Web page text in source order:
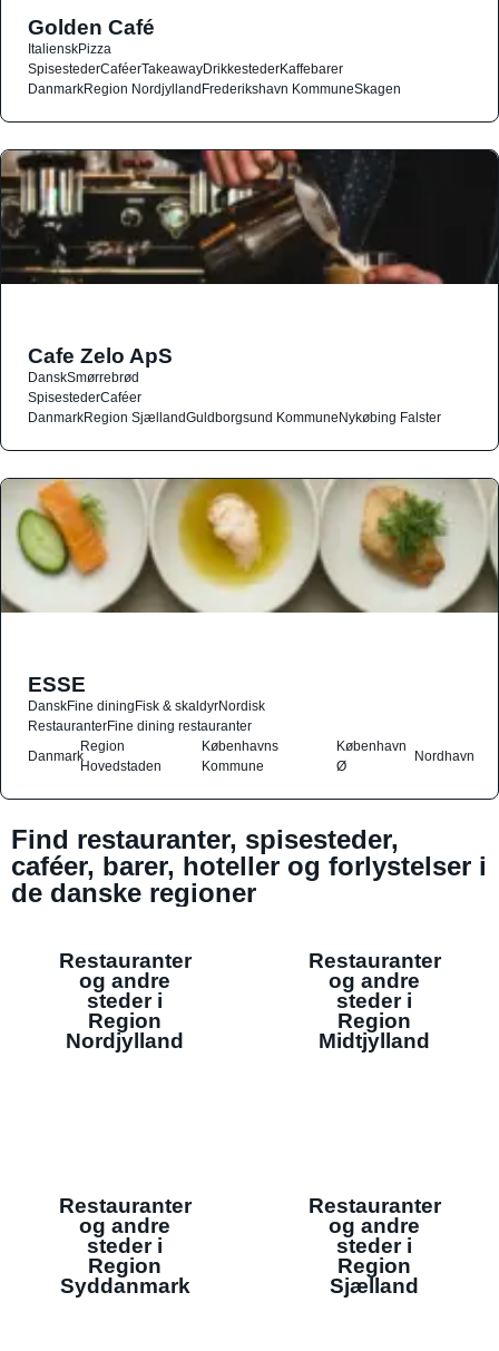
Golden Café
ItalienskPizza
SpisestederCaféerTakeawayDrikkestederKaffebarer
DanmarkRegion NordjyllandFrederikshavn KommuneSkagen
Cafe Zelo ApS
DanskSmørrebrød
SpisestederCaféer
DanmarkRegion SjællandGuldborgsund KommuneNykøbing Falster
ESSE
DanskFine diningFisk & skaldyrNordisk
RestauranterFine dining restauranter
Danmark
Region
Hovedstaden
Københavns
Kommune
København
Ø
Nordhavn
Find restauranter, spisesteder,
caféer, barer, hoteller og forlystelser i
de danske regioner
Restauranter
og andre
steder i
Region
Nordjylland
Restauranter
og andre
steder i
Region
Midtjylland
Restauranter
og andre
steder i
Region
Syddanmark
Restauranter
og andre
steder i
Region
Sjælland